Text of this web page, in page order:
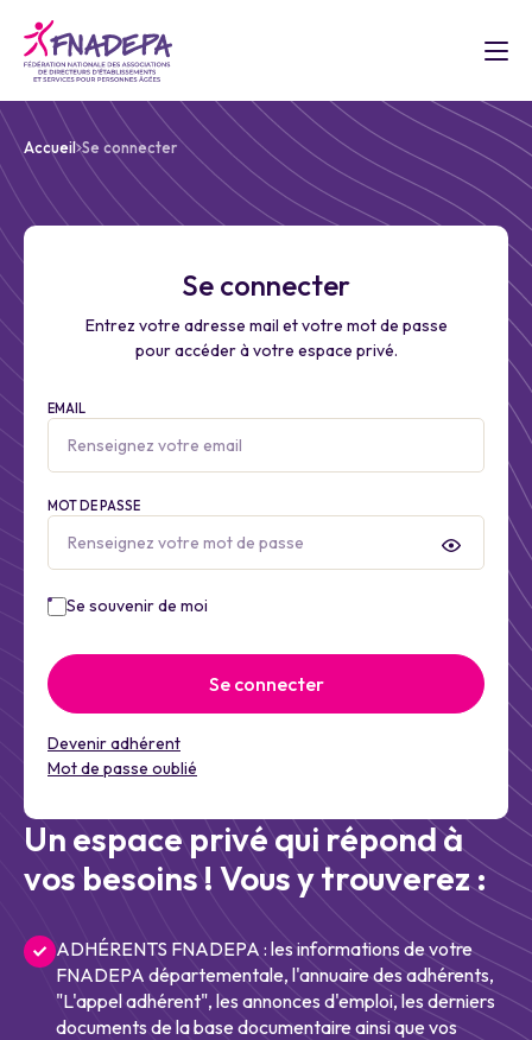
Accueil Se connecter
Se connecter
Entrez votre adresse mail et votre mot de passe
pour accéder à votre espace privé.
EMAIL
MOT DE PASSE
Se souvenir de moi
Se connecter
Devenir adhérent
Mot de passe oublié
Un espace privé qui répond à
vos besoins ! Vous y trouverez :
ADHÉRENTS FNADEPA : les informations de votre
FNADEPA départementale, l'annuaire des adhérents,
"L'appel adhérent", les annonces d'emploi, les derniers
documents de la base documentaire ainsi que vos